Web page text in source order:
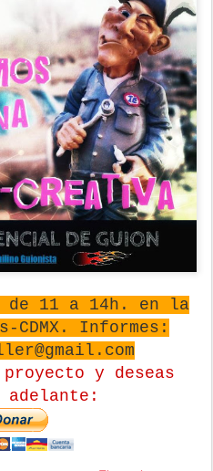
de 11 a 14h. en la
CDMX. Informes:
y deseas
adelante: